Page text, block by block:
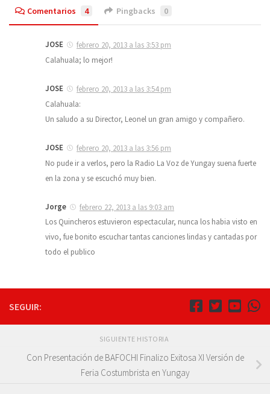
Comentarios 4 Pingbacks 0
JOSE
febrero 20, 2013 a las 3:53 pm
Calahuala; lo mejor!
JOSE
febrero 20, 2013 a las 3:54 pm
Calahuala:
Un saludo a su Director, Leonel un gran amigo y compañero.
JOSE
febrero 20, 2013 a las 3:56 pm
No pude ir a verlos, pero la Radio La Voz de Yungay suena fuerte
en la zona y se escuchó muy bien.
Jorge
febrero 22, 2013 a las 9:03 am
Los Quincheros estuvieron espectacular, nunca los habia visto en
vivo, fue bonito escuchar tantas canciones lindas y cantadas por
todo el publico
SEGUIR:
SIGUIENTE HISTORIA
Con Presentación de BAFOCHI Finalizo Exitosa XI Versión de
Feria Costumbrista en Yungay